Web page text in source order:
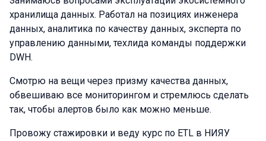
хранилища данных. Работал на позициях инженера
данных, аналитика по качеству данных, эксперта по
управлению данными, техлида команды поддержки
DWH.
Смотрю на вещи через призму качества данных,
обвешиваю все мониторингом и стремлюсь сделать
так, чтобы алертов было как можно меньше.
Провожу стажировки и веду курс по ETL в НИЯУ